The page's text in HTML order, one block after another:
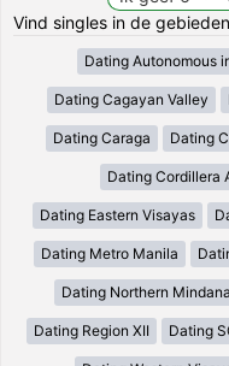
Vind singles in de
Dating Autonomous
Dating Cagayan Valley
Dating Caraga Dating
Dating Cordillera
Dating Eastern Visayas
Dating Metro Manila
Dating Northern
Dating Region XII Dating